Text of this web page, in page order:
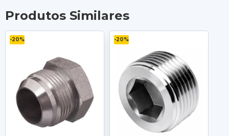
Produtos Similares
-20% -20%